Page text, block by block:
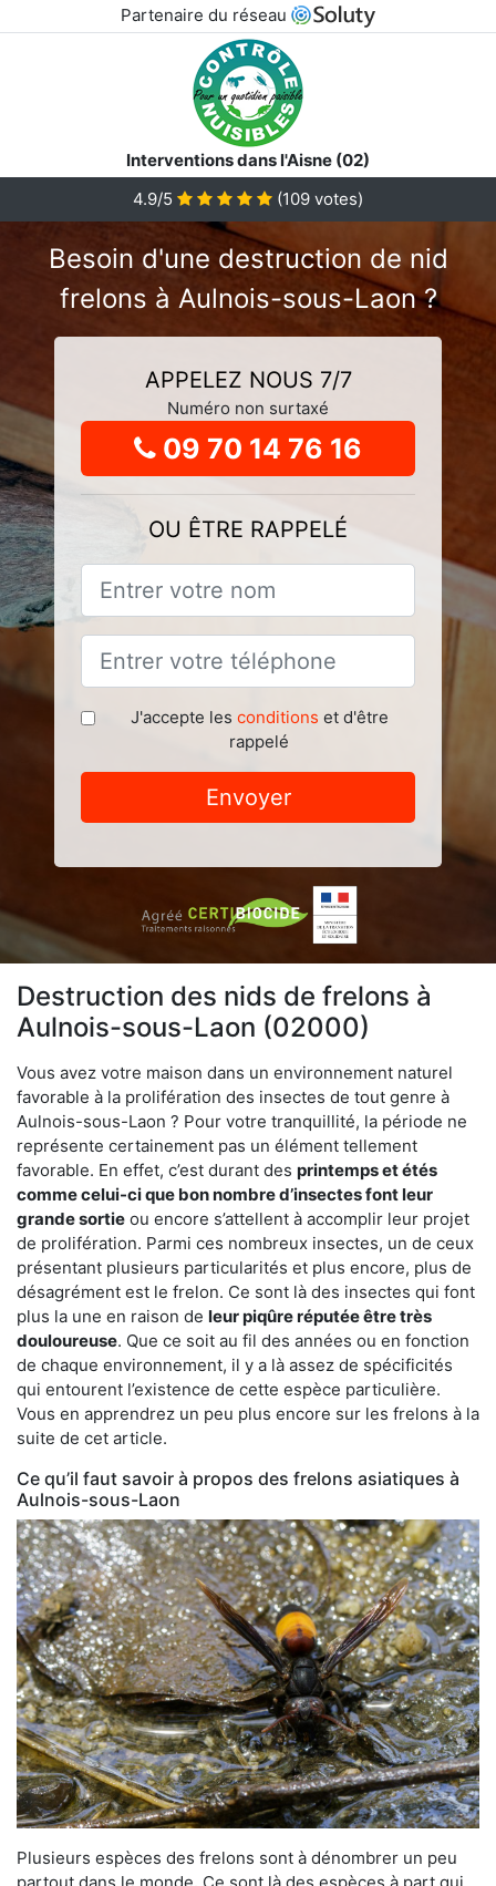
Partenaire du réseau
Interventions dans l'Aisne (02)
4.9/5 (109 votes)
Besoin d'une destruction de nid
frelons à Aulnois-sous-Laon ?
APPELEZ NOUS 7/7
Numéro non surtaxé
09 70 14 76 16
OU ÊTRE RAPPELÉ
J'accepte les conditions et d'être
rappelé
Envoyer
Destruction des nids de frelons à
Aulnois-sous-Laon (02000)
Vous avez votre maison dans un environnement naturel
favorable à la prolifération des insectes de tout genre à
Aulnois-sous-Laon ? Pour votre tranquillité, la période ne
représente certainement pas un élément tellement
favorable. En effet, c’est durant des printemps et étés
comme celui-ci que bon nombre d’insectes font leur
grande sortie ou encore s’attellent à accomplir leur projet
de prolifération. Parmi ces nombreux insectes, un de ceux
présentant plusieurs particularités et plus encore, plus de
désagrément est le frelon. Ce sont là des insectes qui font
plus la une en raison de leur piqûre réputée être très
douloureuse. Que ce soit au fil des années ou en fonction
de chaque environnement, il y a là assez de spécificités
qui entourent l’existence de cette espèce particulière.
Vous en apprendrez un peu plus encore sur les frelons à la
suite de cet article.
Ce qu’il faut savoir à propos des frelons asiatiques à
Aulnois-sous-Laon
Plusieurs espèces des frelons sont à dénombrer un peu
partout dans le monde. Ce sont là des espèces à part qui